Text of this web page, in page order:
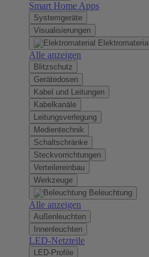
Smart Home Apps
Systemgeräte
Visualisierungen
Elektromaterial
Alle anzeigen
Blitzschutz
Gerätedosen
Kabel und Leitungen
Kabelkanäle
Leitungsverlegung
Medientechnik
Schaltschränke
Steckvorrichtungen
Verteilereinbau
Werkzeuge
Beleuchtung
Alle anzeigen
Außenleuchten
Innenleuchten
LED-Netzteile
LED-Profile